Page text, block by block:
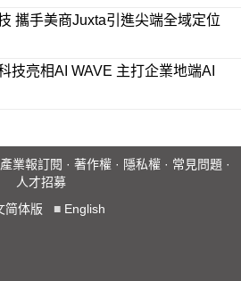
攜手美商Juxta引進尖端全域定位
技亮相AI WAVE 主打企業地端AI
業報訂閱 · 著作權 · 隱私權 · 常見問題 ·
人才招募
简体版 ■ English